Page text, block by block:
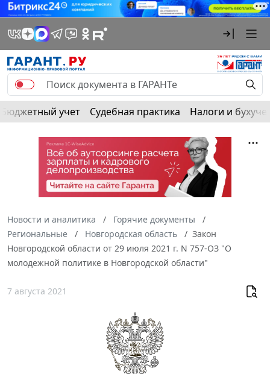
Бюджетный учет Судебная практика Налоги и
Новости и аналитика
Горячие документы
Региональные
Новгородская область
Закон
Новгородской области от 29 июля 2021 г. N 757-ОЗ "О
молодежной политике в Новгородской области"
7 августа 2021